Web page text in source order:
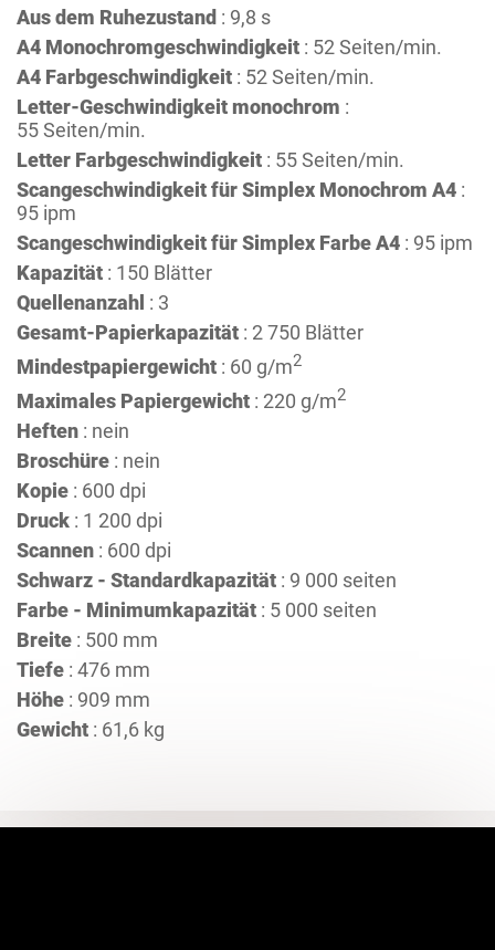
Aus dem Ruhezustand : 9,8 s
A4 Monochromgeschwindigkeit : 52 Seiten/min.
A4 Farbgeschwindigkeit : 52 Seiten/min.
Letter-Geschwindigkeit monochrom :
55 Seiten/min.
Letter Farbgeschwindigkeit : 55 Seiten/min.
Scangeschwindigkeit für Simplex Monochrom A4 :
95 ipm
Scangeschwindigkeit für Simplex Farbe A4 : 95 ipm
Kapazität : 150 Blätter
Quellenanzahl : 3
Gesamt-Papierkapazität : 2 750 Blätter
Mindestpapiergewicht : 60 g/m2
Maximales Papiergewicht : 220 g/m2
Heften : nein
Broschüre : nein
Kopie : 600 dpi
Druck : 1 200 dpi
Scannen : 600 dpi
Schwarz - Standardkapazität : 9 000 seiten
Farbe - Minimumkapazität : 5 000 seiten
Breite : 500 mm
Tiefe : 476 mm
Höhe : 909 mm
Gewicht : 61,6 kg